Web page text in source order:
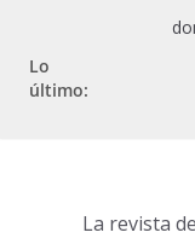
contenido
Lo
último:
La revista